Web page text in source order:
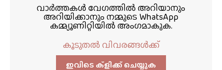
വാർത്തകൾ വേഗത്തിൽ അറിയാനും
അറിയിക്കാനും നമ്മുടെ WhatsApp
കമ്മ്യൂണിറ്റിയിൽ അംഗമാകുക.
കൂടുതൽ വിവരങ്ങൾക്ക്
ഇവിടെ ക്ളിക്ക്‌ ചെയ്യുക